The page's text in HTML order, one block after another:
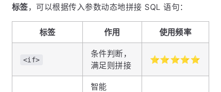
标签，可以根据传入参数动态地拼接 SQL 语句：
标签 作用 使用频率
<if>
条件判断，
满足则拼接
⭐⭐⭐⭐⭐
智能